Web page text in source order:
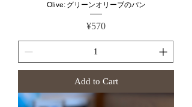
Olive: グリーンオリーブのパン
Price
¥570
Add to Cart